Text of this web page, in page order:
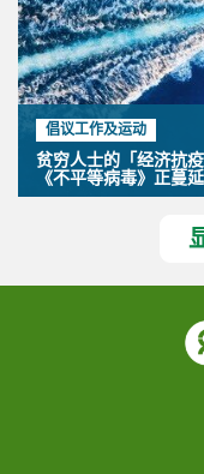
倡议工作及运动
贫穷人士的「经济抗
《不平等病毒》正蔓